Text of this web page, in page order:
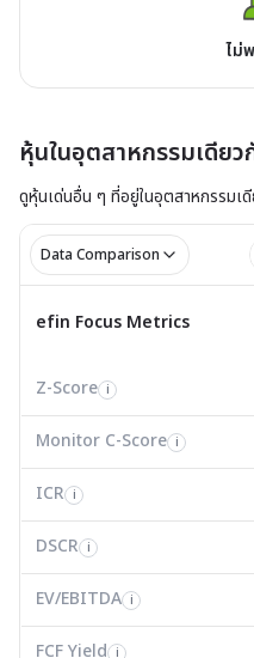
ไม่
หุ้นในอุตสาหกรรมเดียว
ดูหุ้นเด่นอื่น ๆ ที่อยู่ในอุตสาหกรรมเ
Data Comparison
efin Focus Metrics
Z-Score i
Monitor C-Score
ICR i
DSCR
EV/EBITDA
FCF Yield i
FCF/Net Income
efin Focus Metrics
Z-Score i
Monitor C-Score i
ICR i
DSCR i
EV/EBITDA
FCF Yield i
FCF/Net Income
Net Debt/EBITDA
ROIC i
Z-Score i
Monitor C-Score i
ICR i
DSCR i
EV/EBITDA i
FCF Yield i